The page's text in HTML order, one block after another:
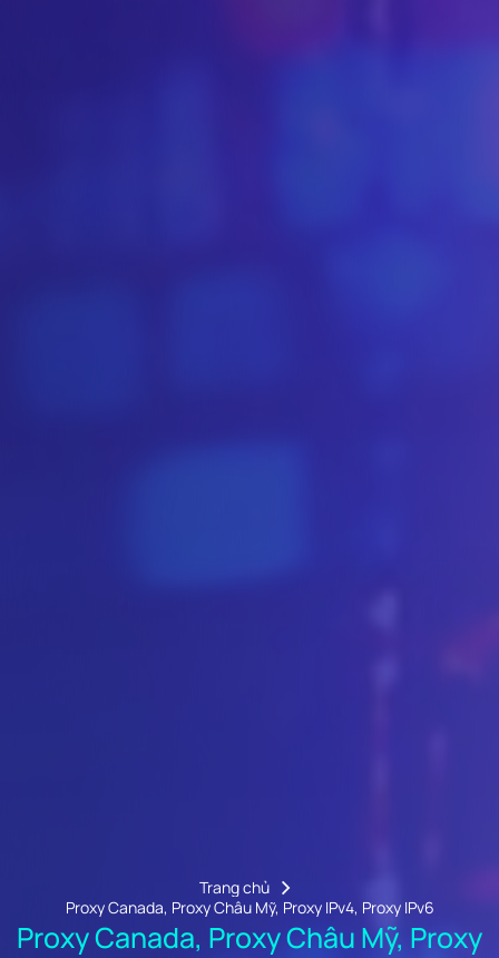
Trang chủ
Proxy Canada, Proxy Châu Mỹ, Proxy IPv4, Proxy IPv6
Proxy Canada, Proxy Châu Mỹ, Proxy